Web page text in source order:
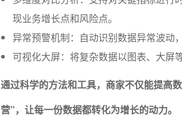
现业务增长点和风险点。
异常预警机制：自动识别数据异常波动
可视化大屏：将复杂数据以图表、大屏
通过科学的方法和工具，商家不仅能提高
营”，让每一份数据都转化为增长的动力。